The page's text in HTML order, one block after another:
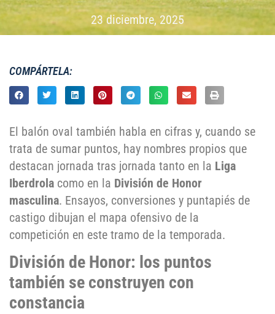
23 diciembre, 2025
COMPÁRTELA:
El balón oval también habla en cifras y, cuando se
trata de sumar puntos, hay nombres propios que
destacan jornada tras jornada tanto en la Liga
Iberdrola como en la División de Honor
masculina. Ensayos, conversiones y puntapiés de
castigo dibujan el mapa ofensivo de la
competición en este tramo de la temporada.
División de Honor: los puntos
también se construyen con
constancia